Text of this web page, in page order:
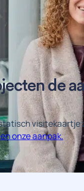
de
visitekaartje
onze aanpak.